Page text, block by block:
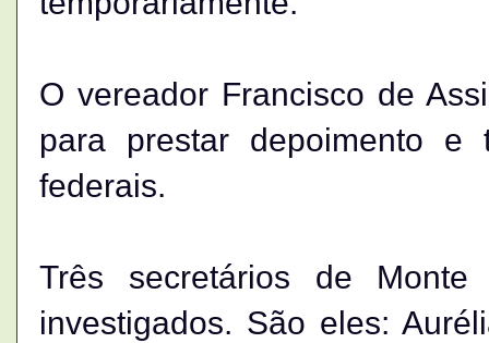
O vereador Francisco de
para prestar depoimento
federais.
Três secretários de
investigados. São eles: